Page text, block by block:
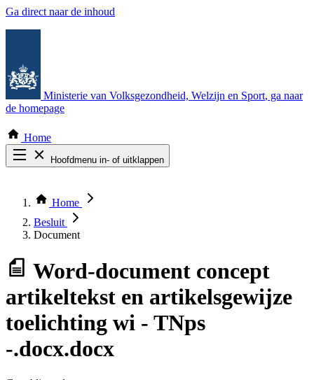
Ga direct naar de inhoud
Ministerie van Volksgezondheid, Welzijn en Sport, ga naar
de homepage
Home
Hoofdmenu in- of uitklappen
Thema COVID-19
Bekijk per bestuursorgaan
Home
Besluit
Document
Word-document concept
artikeltekst en artikelsgewijze
toelichting wi - TNps
-.docx.docx